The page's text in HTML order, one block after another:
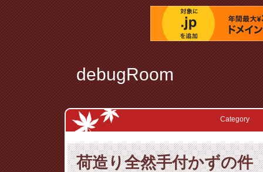
debugRoom
Category
荷造り全然手付かずの件